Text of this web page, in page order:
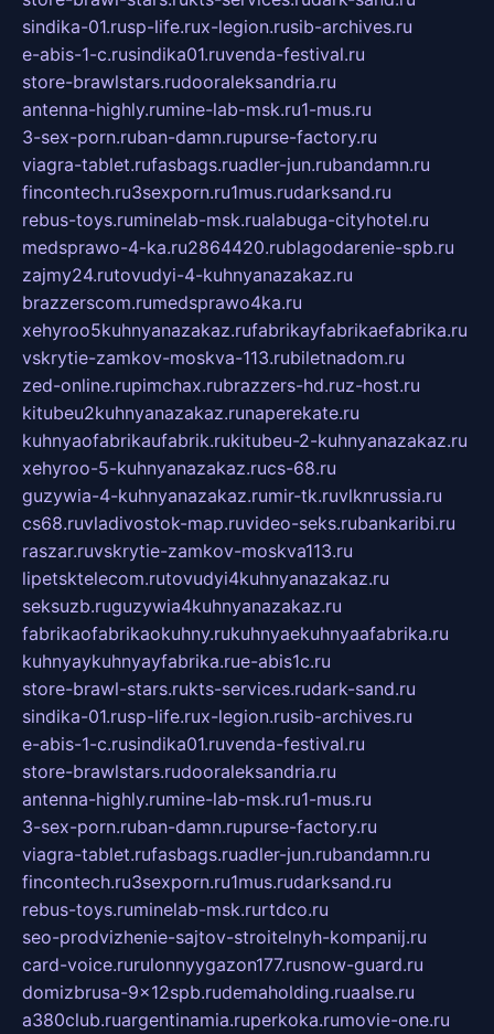
sindika-01.rusp-life.rux-legion.rusib-archives.ru
e-abis-1-c.rusindika01.ruvenda-festival.ru
store-brawlstars.rudooraleksandria.ru
antenna-highly.rumine-lab-msk.ru1-mus.ru
3-sex-porn.ruban-damn.rupurse-factory.ru
viagra-tablet.rufasbags.ruadler-jun.rubandamn.ru
fincontech.ru3sexporn.ru1mus.rudarksand.ru
rebus-toys.ruminelab-msk.rualabuga-cityhotel.ru
medsprawo-4-ka.ru2864420.rublagodarenie-spb.ru
zajmy24.rutovudyi-4-kuhnyanazakaz.ru
brazzerscom.rumedsprawo4ka.ru
xehyroo5kuhnyanazakaz.rufabrikayfabrikaefabrika.ru
vskrytie-zamkov-moskva-113.rubiletnadom.ru
zed-online.rupimchax.rubrazzers-hd.ruz-host.ru
kitubeu2kuhnyanazakaz.runaperekate.ru
kuhnyaofabrikaufabrik.rukitubeu-2-kuhnyanazakaz.ru
xehyroo-5-kuhnyanazakaz.rucs-68.ru
guzywia-4-kuhnyanazakaz.rumir-tk.ruvlknrussia.ru
cs68.ruvladivostok-map.ruvideo-seks.rubankaribi.ru
raszar.ruvskrytie-zamkov-moskva113.ru
lipetsktelecom.rutovudyi4kuhnyanazakaz.ru
seksuzb.ruguzywia4kuhnyanazakaz.ru
fabrikaofabrikaokuhny.rukuhnyaekuhnyaafabrika.ru
kuhnyaykuhnyayfabrika.rue-abis1c.ru
store-brawl-stars.rukts-services.rudark-sand.ru
sindika-01.rusp-life.rux-legion.rusib-archives.ru
e-abis-1-c.rusindika01.ruvenda-festival.ru
store-brawlstars.rudooraleksandria.ru
antenna-highly.rumine-lab-msk.ru1-mus.ru
3-sex-porn.ruban-damn.rupurse-factory.ru
viagra-tablet.rufasbags.ruadler-jun.rubandamn.ru
fincontech.ru3sexporn.ru1mus.rudarksand.ru
rebus-toys.ruminelab-msk.rurtdco.ru
seo-prodvizhenie-sajtov-stroitelnyh-kompanij.ru
card-voice.rurulonnyygazon177.rusnow-guard.ru
domizbrusa-9x12spb.rudemaholding.ruaalse.ru
a380club.ruargentinamia.ruperkoka.rumovie-one.ru